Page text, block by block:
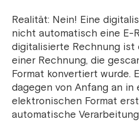
Realität: Nein! Eine
nicht automatisch eine E-
digitalisierte Rechnung ist
einer Rechnung, die
Format konvertiert wurde.
dagegen von Anfang an
elektronischen Format
automatische